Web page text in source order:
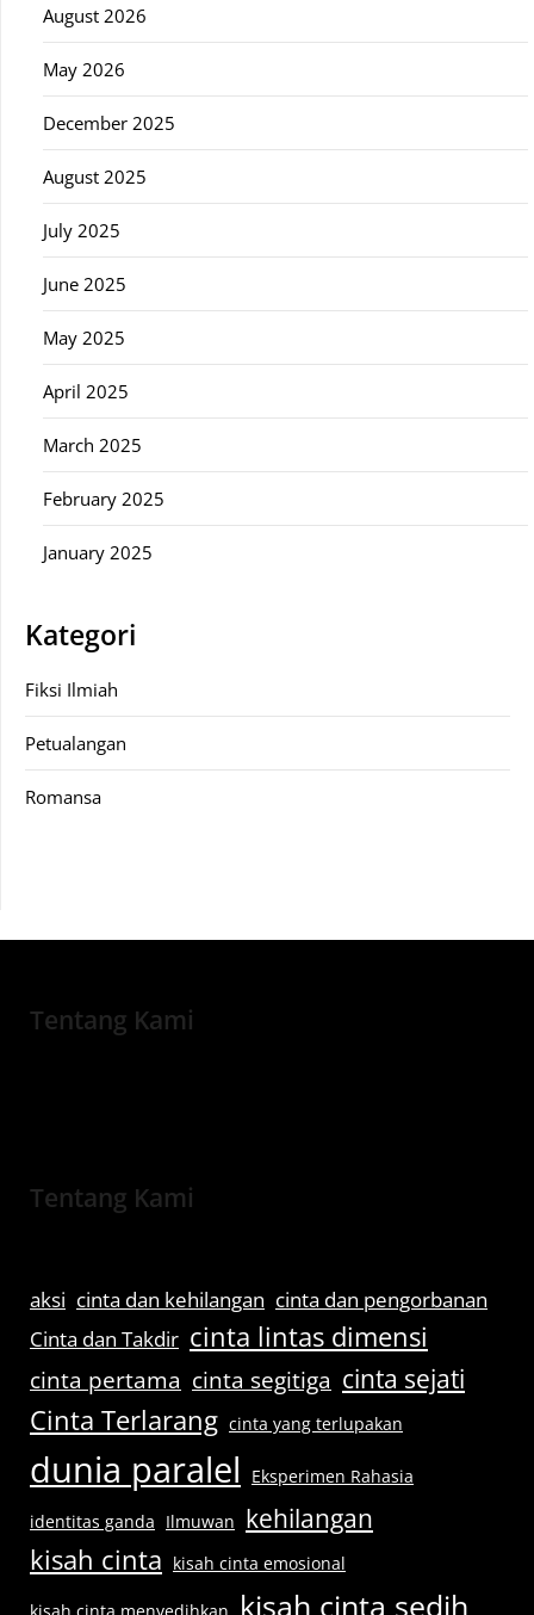
August 2026
May 2026
December 2025
August 2025
July 2025
June 2025
May 2025
April 2025
March 2025
February 2025
January 2025
Kategori
Fiksi Ilmiah
Petualangan
Romansa
Tentang Kami
Tentang Kami
aksi cinta dan kehilangan cinta dan pengorbanan
Cinta dan Takdir cinta lintas dimensi
cinta pertama cinta segitiga cinta sejati
Cinta Terlarang cinta yang terlupakan
dunia paralel
Eksperimen Rahasia
identitas ganda Ilmuwan kehilangan
kisah cinta kisah cinta emosional
kisah cinta menyedihkan kisah cinta sedih